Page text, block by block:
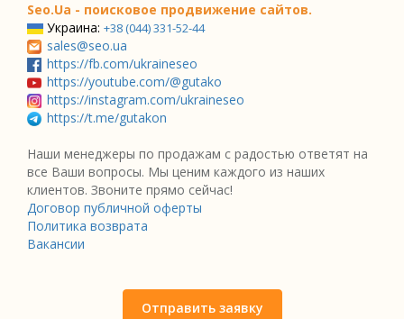
Seo.Ua - поисковое продвижение сайтов.
Украина: +38 (044) 331-52-44
sales@seo.ua
https://fb.com/ukraineseo
https://youtube.com/@gutako
https://instagram.com/ukraineseo
https://t.me/gutakon
Наши менеджеры по продажам с радостью ответят на
все Ваши вопросы. Мы ценим каждого из наших
клиентов. Звоните прямо сейчас!
Договор публичной оферты
Политика возврата
Вакансии
Отправить заявку